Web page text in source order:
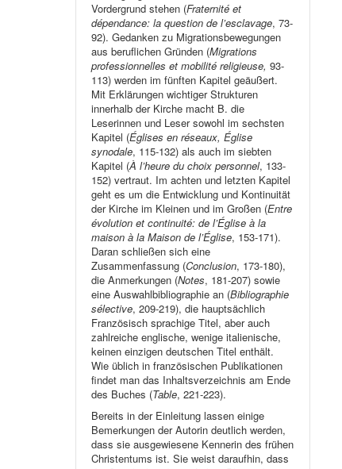
Vordergrund stehen (Fraternité et
dépendance: la question de l’esclavage, 73-
92). Gedanken zu Migrationsbewegungen
aus beruflichen Gründen (Migrations
professionnelles et mobilité religieuse,93-
113) werden im fünften Kapitel geäußert.
Mit Erklärungen wichtiger Strukturen
innerhalb der Kirche macht B. die
Leserinnen und Leser sowohl im sechsten
Kapitel (Églises en réseaux, Église
synodale, 115-132) als auch im siebten
Kapitel (À l’heure du choix personnel, 133-
152) vertraut. Im achten und letzten Kapitel
geht es um die Entwicklung und Kontinuität
der Kirche im Kleinen und im Großen (Entre
évolution et continuité: de l’Église à la
maison à la Maison de l’Église, 153-171).
Daran schließen sich eine
Zusammenfassung (Conclusion, 173-180),
die Anmerkungen (Notes, 181-207) sowie
eine Auswahlbibliographie an (Bibliographie
sélective, 209-219), die hauptsächlich
Französisch sprachige Titel, aber auch
zahlreiche englische, wenige italienische,
keinen einzigen deutschen Titel enthält.
Wie üblich in französischen Publikationen
findet man das Inhaltsverzeichnis am Ende
des Buches (Table, 221-223).
Bereits in der Einleitung lassen einige
Bemerkungen der Autorin deutlich werden,
dass sie ausgewiesene Kennerin des frühen
Christentums ist. Sie weist daraufhin, dass